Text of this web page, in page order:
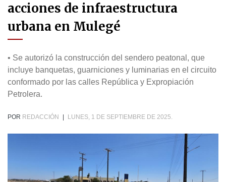
acciones de infraestructura
urbana en Mulegé
• Se autorizó la construcción del sendero peatonal, que
incluye banquetas, guarniciones y luminarias en el circuito
conformado por las calles República y Expropiación
Petrolera.
POR REDACCIÓN LUNES, 1 DE SEPTIEMBRE DE 2025.